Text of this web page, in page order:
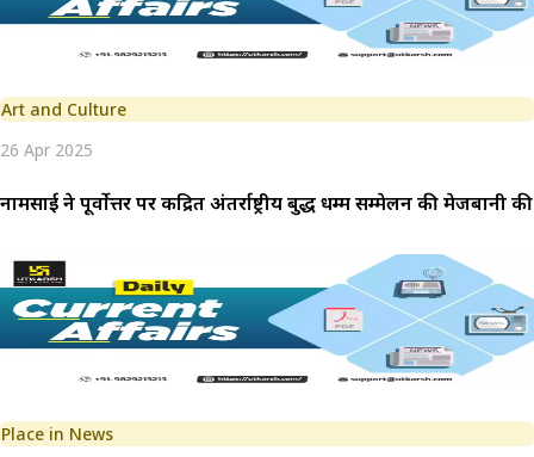
Art and Culture
26 Apr 2025
नामसाई ने पूर्वोत्तर पर केंद्रित अंतर्राष्ट्रीय बुद्ध धम्म सम्मेलन की मेजबानी की
Place in News